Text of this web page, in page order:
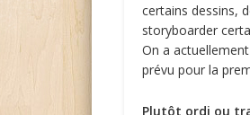
certains dessins,
storyboarder
On a
prévu pour la
Plutôt ordi ou